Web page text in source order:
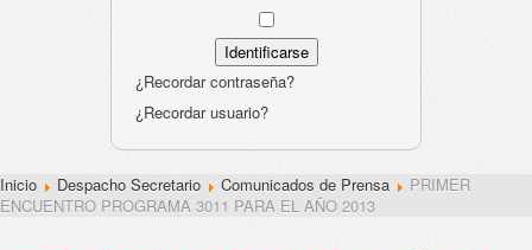
¿Recordar contraseña?
¿Recordar usuario?
Inicio Despacho Secretario Comunicados de Prensa
PRIMER
ENCUENTRO PROGRAMA 3011 PARA EL AÑO 2013